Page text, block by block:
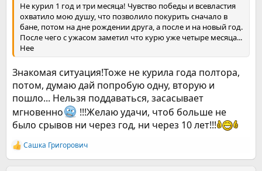
Не курил 1 год и три месяца! Чувство победы и всевластия
охватило мою душу, что позволило покурить сначало в
бане, потом на дне рождении друга, а после и на новый год.
После чего с ужасом заметил что курю уже четыре месяца...
Нее
Знакомая ситуация!Тоже не курила года полтора,
потом, думаю дай попробую одну, вторую и
пошло... Нельзя поддаваться, засасывает
мгновенно
!!!Желаю удачи, чтоб больше не
было срывов ни через год, ни через 10 лет!!!
Р
е
Сашка Григорович